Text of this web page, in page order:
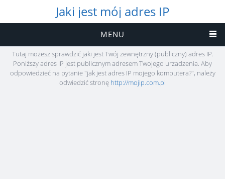
Jaki jest mój adres IP
MENU
Tutaj możesz sprawdzić jaki jest Twój zewnętrzny (publiczny) adres IP.
Poniższy adres IP jest publicznym adresem Twojego urzadzenia. Aby
odpowiedzieć na pytanie "jak jest adres IP mojego komputera?", należy
odwiedzić stronę http://mojip.com.pl